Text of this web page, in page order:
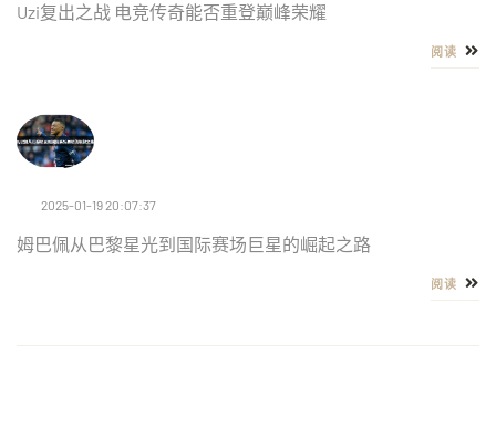
Uzi复出之战 电竞传奇能否重登巅峰荣耀
阅读
2025-01-19 20:07:37
姆巴佩从巴黎星光到国际赛场巨星的崛起之路
阅读